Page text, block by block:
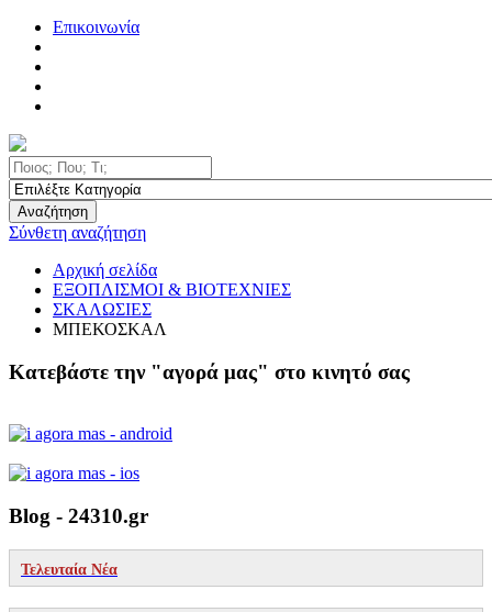
Επικοινωνία
Αναζήτηση
Σύνθετη αναζήτηση
Αρχική σελίδα
ΕΞΟΠΛΙΣΜΟΙ & ΒΙΟΤΕΧΝΙΕΣ
ΣΚΑΛΩΣΙΕΣ
ΜΠΕΚΟΣΚΑΛ
Κατεβάστε την "αγορά μας" στο κινητό σας
Blog - 24310.gr
Τελευταία Νέα